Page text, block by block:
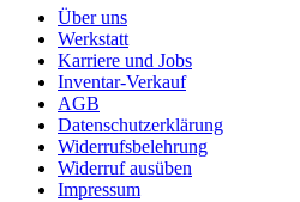
Über uns
Werkstatt
Karriere und Jobs
Inventar-Verkauf
AGB
Datenschutzerklärung
Widerrufsbelehrung
Widerruf ausüben
Impressum